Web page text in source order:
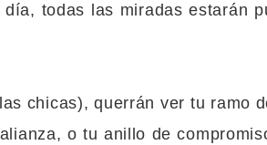
todas las miradas estarán
chicas), querrán ver tu ramo
o tu anillo de